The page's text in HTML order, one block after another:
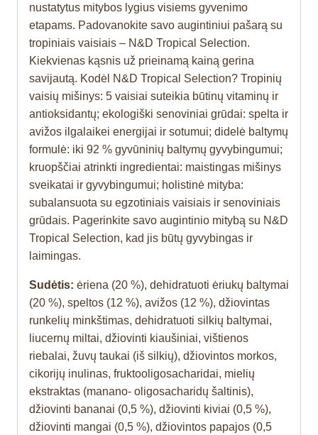
nustatytus mitybos lygius visiems gyvenimo
etapams. Padovanokite savo augintiniui pašarą su
tropiniais vaisiais – N&D Tropical Selection.
Kiekvienas kąsnis už prieinamą kainą gerina
savijautą. Kodėl N&D Tropical Selection? Tropinių
vaisių mišinys: 5 vaisiai suteikia būtinų vitaminų ir
antioksidantų; ekologiški senoviniai grūdai: spelta ir
avižos ilgalaikei energijai ir sotumui; didelė baltymų
formulė: iki 92 % gyvūninių baltymų gyvybingumui;
kruopščiai atrinkti ingredientai: maistingas mišinys
sveikatai ir gyvybingumui; holistinė mityba:
subalansuota su egzotiniais vaisiais ir senoviniais
grūdais. Pagerinkite savo augintinio mitybą su N&D
Tropical Selection, kad jis būtų gyvybingas ir
laimingas.
Sudėtis: ėriena (20 %), dehidratuoti ėriukų baltymai
(20 %), speltos (12 %), avižos (12 %), džiovintas
runkelių minkštimas, dehidratuoti silkių baltymai,
liucernų miltai, džiovinti kiaušiniai, vištienos
riebalai, žuvų taukai (iš silkių), džiovintos morkos,
cikorijų inulinas, fruktooligosacharidai, mielių
ekstraktas (manano- oligosacharidų šaltinis),
džiovinti bananai (0,5 %), džiovinti kiviai (0,5 %),
džiovinti mangai (0,5 %), džiovintos papajos (0,5